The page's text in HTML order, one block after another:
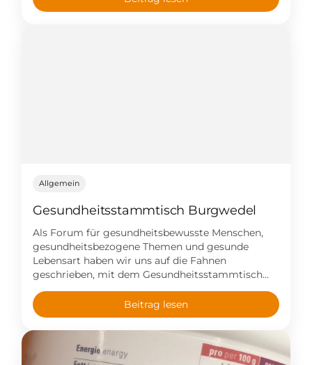
doch mal rein – bei
Allgemein
Gesundheitsstammtisch Burgwedel
Als Forum für gesundheitsbewusste Menschen,
gesundheitsbezogene Themen und gesunde
Lebensart haben wir uns auf die Fahnen
geschrieben, mit dem Gesundheitsstammtisch
Burgwedel die Eigenverantwortlichkeit im
Umgang mit der eigenen Gesundheit zu stärken.
Seien Sie also gespannt auf engagierte
Referenten, die dieses Ziel gemeinsam mit uns
verfolgen und vor allem auch bei der Umsetzung
in die Praxis helfen […]
Beitrag lesen